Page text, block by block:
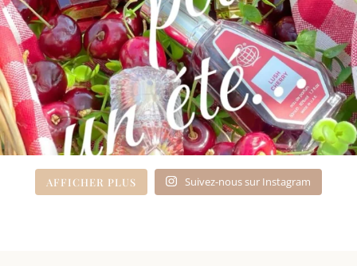
AFFICHER PLUS Suivez-nous sur Instagram